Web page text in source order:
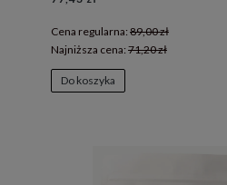
Cena regularna: 89,00 zł
Najniższa cena: 71,20 zł
Do koszyka